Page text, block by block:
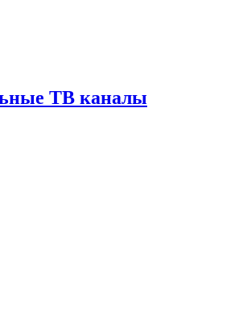
ТВ каналы